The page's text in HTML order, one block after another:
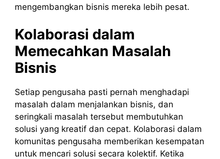
mengembangkan bisnis mereka lebih pesat.
Kolaborasi dalam
Memecahkan Masalah
Bisnis
Setiap pengusaha pasti pernah menghadapi
masalah dalam menjalankan bisnis, dan
seringkali masalah tersebut membutuhkan
solusi yang kreatif dan cepat. Kolaborasi dalam
komunitas pengusaha memberikan kesempatan
untuk mencari solusi secara kolektif. Ketika